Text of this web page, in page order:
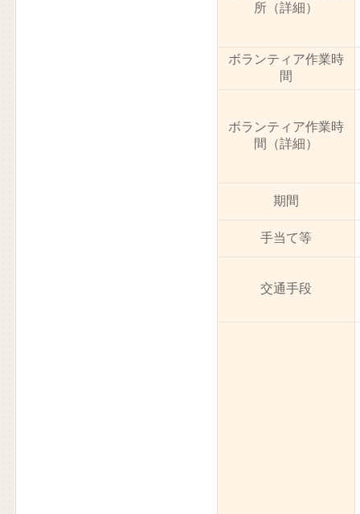
所（詳細）
ボランティア作業時
間
ボランティア作業時
間（詳細）
期間
手当て等
交通手段